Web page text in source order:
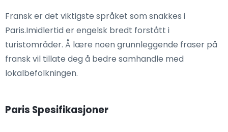
Fransk er det viktigste språket som snakkes i
Paris.Imidlertid er engelsk bredt forstått i
turistområder. Å lære noen grunnleggende fraser på
fransk vil tillate deg å bedre samhandle med
lokalbefolkningen.
Paris Spesifikasjoner